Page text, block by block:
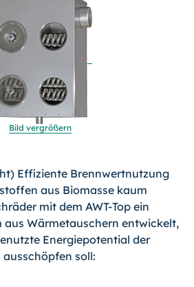
Bild vergrößern
Effiziente Brennwertnutzung
aus Biomasse kaum
mit dem AWT-Top ein
aus Wärmetauschern entwickelt,
Energiepotential der
soll: